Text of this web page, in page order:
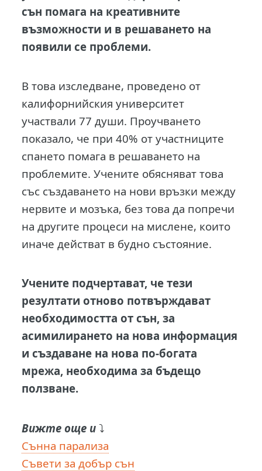
сън помага на креативните
възможности и в решаването на
появили се проблеми.
В това изследване, проведено от
калифорнийския университет
участвали 77 души. Проучването
показало, че при 40% от участниците
спането помага в решаването на
проблемите. Учените обясняват това
със създаването на нови връзки между
нервите и мозъка, без това да попречи
на другите процеси на мислене, които
иначе действат в будно състояние.
Учените подчертават, че тези
резултати отново потвърждават
необходимостта от сън, за
асимилирането на нова информация
и създаване на нова по-богата
мрежа, необходима за бъдещо
ползване.
Вижте още и ⤵️
Сънна парализа
Съвети за добър сън